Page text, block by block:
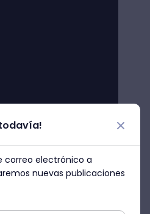
correo electrónico a
nuevas publicaciones